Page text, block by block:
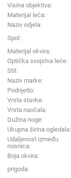
Visina objektiva:
Materijal leća:
Naziv odjela:
Spol:
Materijal okvira:
Optička svojstva leće:
Stil:
Naziv marke:
Podrijetlo:
Vrsta stavke:
Vrsta naočala:
Dužina noge:
Ukupna širina ogledala:
Udaljenost između
nosnica:
Boja okvira:
prigoda: